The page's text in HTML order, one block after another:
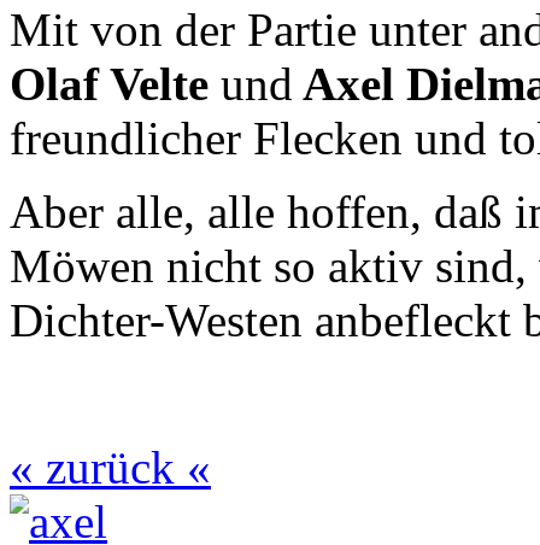
Mit von der Partie unter
Olaf Velte und Axel
freundlicher Flecken und
Aber alle, alle hoffen, daß
Möwen nicht so aktiv
Dichter-Westen anbefleckt
« zurück «